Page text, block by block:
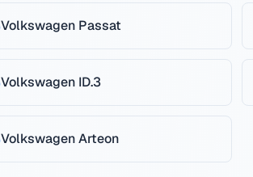
Volkswagen Passat
Volkswagen ID.3
VolkswagenArteon